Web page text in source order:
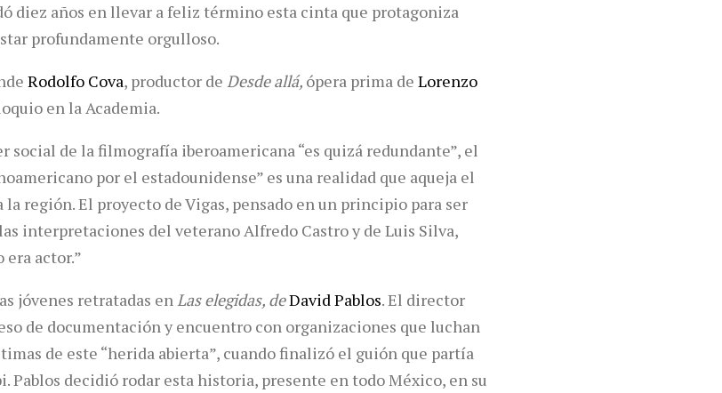
diez años en llevar a feliz término esta cinta que protagoniza
profundamente orgulloso.
Rodolfo Cova, productor de Desde allá, ópera prima de Lorenzo
en la Academia.
social de la filmografía iberoamericana “es quizá redundante”, el
por el estadounidense” es una realidad que aqueja el
región. El proyecto de Vigas, pensado en un principio para ser
interpretaciones del veterano Alfredo Castro y de Luis Silva,
era actor.”
jóvenes retratadas enLas elegidas, deDavid Pablos. El director
de documentación y encuentro con organizaciones que luchan
de este “herida abierta”, cuando finalizó el guión que partía
Pablos decidió rodar esta historia, presente en todo México, en su